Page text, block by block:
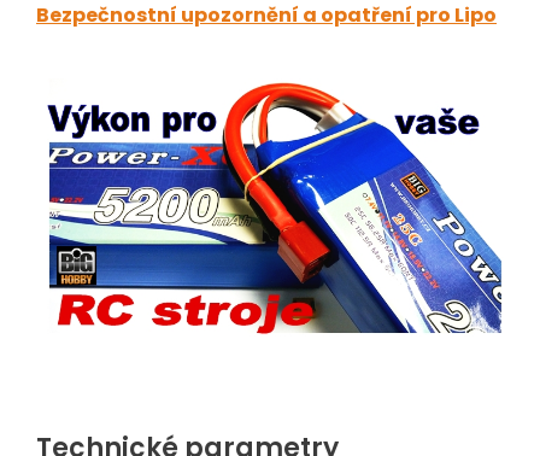
Bezpečnostní upozornění a opatření pro Lipo
Technické parametry